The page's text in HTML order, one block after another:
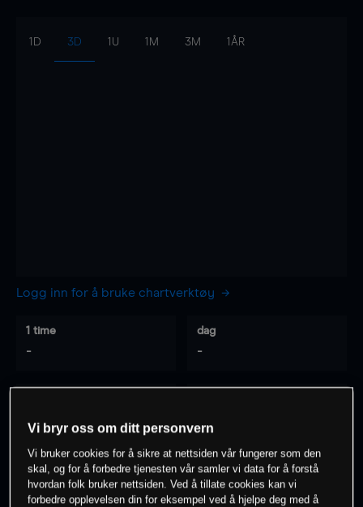
1D 3D 1U 1M 3M 1ÅR
Logg inn for å bruke chartverktøy
1 time
-
dag
-
-
0% av kunder erpå dette instrumentet
Vi bryr oss om ditt personvern
Vi bruker cookies for å sikre at nettsiden vår fungerer som den
skal, og for å forbedre tjenesten vår samler vi data for å forstå
hvordan folk bruker nettsiden. Ved å tillate cookies kan vi
forbedre opplevelsen din for eksempel ved å hjelpe deg med å